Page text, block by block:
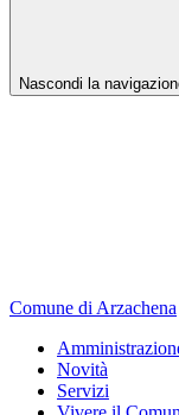
Nascondi la
Comune di Arzachena
Novità
Servizi